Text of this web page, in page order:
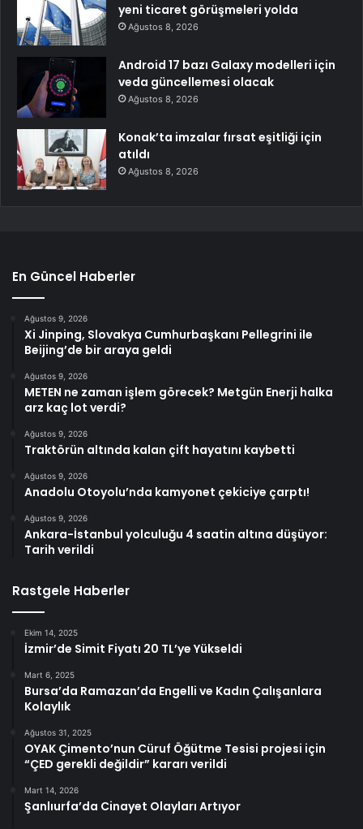
yeni ticaret görüşmeleri yolda
Ağustos 8, 2026
Android 17 bazı Galaxy modelleri için
veda güncellemesi olacak
Ağustos 8, 2026
Konak’ta imzalar fırsat eşitliği için
atıldı
Ağustos 8, 2026
En Güncel Haberler
Ağustos 9, 2026
Xi Jinping, Slovakya Cumhurbaşkanı Pellegrini ile
Beijing’de bir araya geldi
Ağustos 9, 2026
METEN ne zaman işlem görecek? Metgün Enerji halka
arz kaç lot verdi?
Ağustos 9, 2026
Traktörün altında kalan çift hayatını kaybetti
Ağustos 9, 2026
Anadolu Otoyolu’nda kamyonet çekiciye çarptı!
Ağustos 9, 2026
Ankara-İstanbul yolculuğu 4 saatin altına düşüyor:
Tarih verildi
Rastgele Haberler
Ekim 14, 2025
İzmir’de Simit Fiyatı 20 TL’ye Yükseldi
Mart 6, 2025
Bursa’da Ramazan’da Engelli ve Kadın Çalışanlara
Kolaylık
Ağustos 31, 2025
OYAK Çimento’nun Cüruf Öğütme Tesisi projesi için
“ÇED gerekli değildir” kararı verildi
Mart 14, 2026
Şanlıurfa’da Cinayet Olayları Artıyor